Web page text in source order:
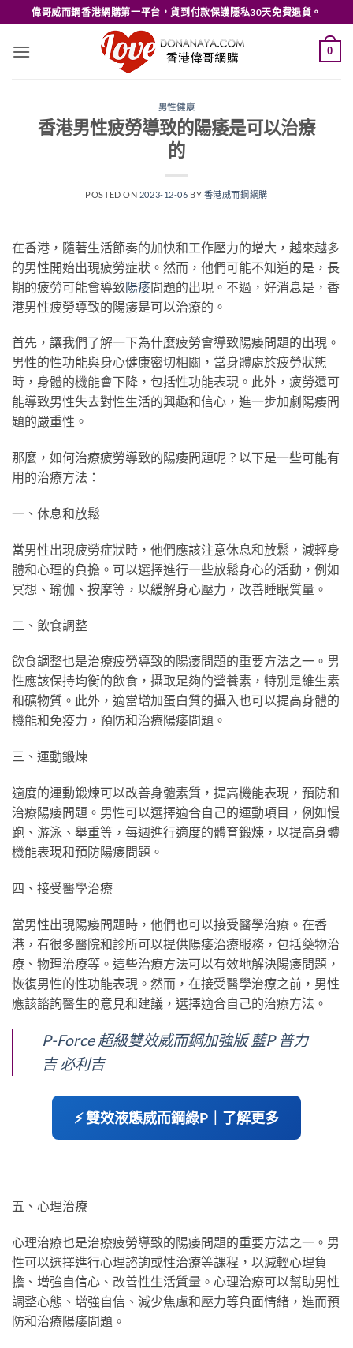
to
content
偉哥威而鋼香港網購第一平台，貨到付款保護隱私30天免費退貨。
0
男性健康
香港男性疲勞導致的陽痿是可以治療
的
POSTED ON 2023-12-06 BY 香港威而鋼網購
在香港，隨著生活節奏的加快和工作壓力的增大，越來越多
的男性開始出現疲勞症狀。然而，他們可能不知道的是，長
期的疲勞可能會導致陽痿問題的出現。不過，好消息是，香
港男性疲勞導致的陽痿是可以治療的。
首先，讓我們了解一下為什麼疲勞會導致陽痿問題的出現。
男性的性功能與身心健康密切相關，當身體處於疲勞狀態
時，身體的機能會下降，包括性功能表現。此外，疲勞還可
能導致男性失去對性生活的興趣和信心，進一步加劇陽痿問
題的嚴重性。
那麼，如何治療疲勞導致的陽痿問題呢？以下是一些可能有
用的治療方法：
一、休息和放鬆
當男性出現疲勞症狀時，他們應該注意休息和放鬆，減輕身
體和心理的負擔。可以選擇進行一些放鬆身心的活動，例如
冥想、瑜伽、按摩等，以緩解身心壓力，改善睡眠質量。
二、飲食調整
飲食調整也是治療疲勞導致的陽痿問題的重要方法之一。男
性應該保持均衡的飲食，攝取足夠的營養素，特別是維生素
和礦物質。此外，適當增加蛋白質的攝入也可以提高身體的
機能和免疫力，預防和治療陽痿問題。
三、運動鍛煉
適度的運動鍛煉可以改善身體素質，提高機能表現，預防和
治療陽痿問題。男性可以選擇適合自己的運動項目，例如慢
跑、游泳、舉重等，每週進行適度的體育鍛煉，以提高身體
機能表現和預防陽痿問題。
四、接受醫學治療
當男性出現陽痿問題時，他們也可以接受醫學治療。在香
港，有很多醫院和診所可以提供陽痿治療服務，包括藥物治
療、物理治療等。這些治療方法可以有效地解決陽痿問題，
恢復男性的性功能表現。然而，在接受醫學治療之前，男性
應該諮詢醫生的意見和建議，選擇適合自己的治療方法。
P-Force 超級雙效威而鋼加強版 藍P 普力
吉 必利吉
⚡ 雙效液態威而鋼綠P｜了解更多
五、心理治療
心理治療也是治療疲勞導致的陽痿問題的重要方法之一。男
性可以選擇進行心理諮詢或性治療等課程，以減輕心理負
擔、增強自信心、改善性生活質量。心理治療可以幫助男性
調整心態、增強自信、減少焦慮和壓力等負面情緒，進而預
防和治療陽痿問題。